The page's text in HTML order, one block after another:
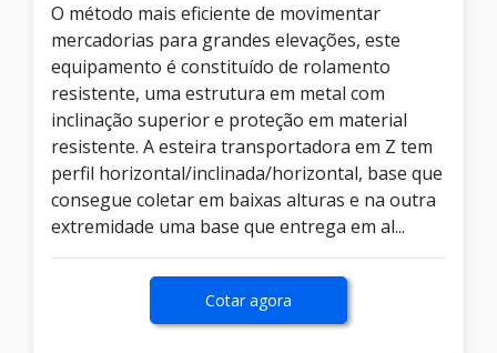
O método mais eficiente de movimentar
mercadorias para grandes elevações, este
equipamento é constituído de rolamento
resistente, uma estrutura em metal com
inclinação superior e proteção em material
resistente. A esteira transportadora em Z tem
perfil horizontal/inclinada/horizontal, base que
consegue coletar em baixas alturas e na outra
extremidade uma base que entrega em al...
Cotar agora